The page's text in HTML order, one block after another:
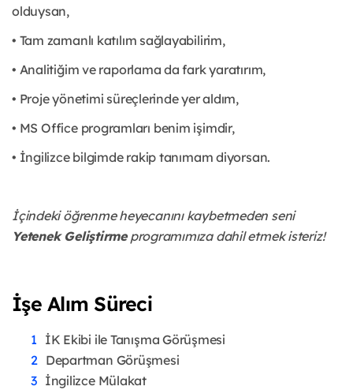
olduysan,
• Tam zamanlı katılım sağlayabilirim,
• Analitiğim ve raporlama da fark yaratırım,
• Proje yönetimi süreçlerinde yer aldım,
• MS Office programları benim işimdir,
• İngilizce bilgimde rakip tanımam diyorsan.
İçindeki öğrenme heyecanını kaybetmeden seni
Yetenek Geliştirmeprogramımıza dahil etmek isteriz!
İşe Alım Süreci
İK Ekibi ile Tanışma Görüşmesi
Departman Görüşmesi
İngilizce Mülakat